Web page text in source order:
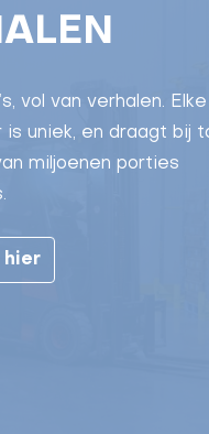
vol van verhalen. Elke
uniek, en draagt bij
miljoenen porties
hier